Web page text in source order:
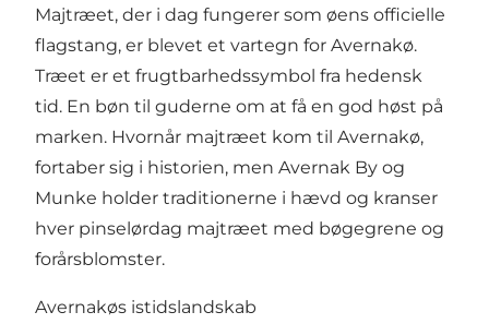
Majtræet, der i dag fungerer som øens officielle
flagstang, er blevet et vartegn for Avernakø.
Træet er et frugtbarhedssymbol fra hedensk
tid. En bøn til guderne om at få en god høst på
marken. Hvornår majtræet kom til Avernakø,
fortaber sig i historien, men Avernak By og
Munke holder traditionerne i hævd og kranser
hver pinselørdag majtræet med bøgegrene og
forårsblomster.
Avernakøs istidslandskab